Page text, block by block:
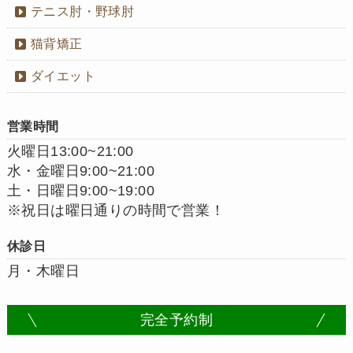
テニス肘・野球肘
猫背矯正
ダイエット
営業時間
火曜日13:00~21:00
水・金曜日9:00~21:00
土・日曜日9:00~19:00
※祝日は曜日通りの時間で営業！
休診日
月・木曜日
完全予約制